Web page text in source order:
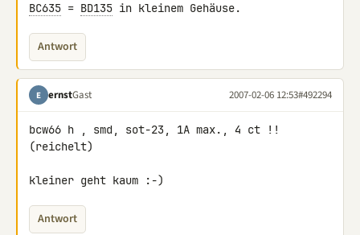
BC635 = BD135 in kleinem Gehäuse.
Antwort
E ernstGast 2007-02-06 12:53#492294
bcw66 h , smd, sot-23, 1A max., 4 ct !!
(reichelt)
kleiner geht kaum :-)
Antwort